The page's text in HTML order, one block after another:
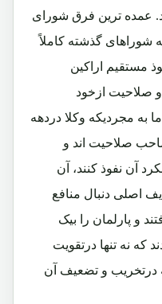
عمده ترین فرق شورای
شوراهای گذشته کاملاً
مستقیم اراکین
صلاحیت ازخود
به مجردیکه وکلا دردهه
صلاحیت اند و
آن نفوذ کنند، آن
اصلی دنبال منافع
و پارلمان را بیک
که نه تنها درتقویت
درتخریب و تضعیف آن